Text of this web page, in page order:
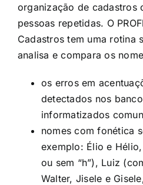
organização de cadastros
pessoas repetidas. O
Cadastros tem uma rotina
analisa e compara os
os erros em
detectados nos
informatizados
nomes com fonética
exemplo: Élio e
ou sem “h”), Luiz
Walter, Jisele e